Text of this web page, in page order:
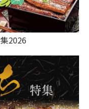
2026